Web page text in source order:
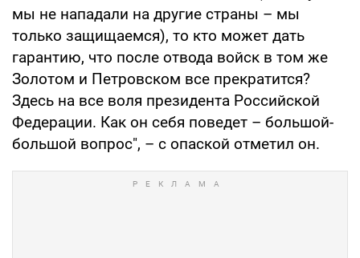
мы не нападали на другие страны – мы
только защищаемся), то кто может дать
гарантию, что после отвода войск в том же
Золотом и Петровском все прекратится?
Здесь на все воля президента Российской
Федерации. Как он себя поведет – большой-
большой вопрос", – с опаской отметил он.